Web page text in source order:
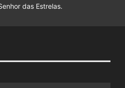
das Estrelas.